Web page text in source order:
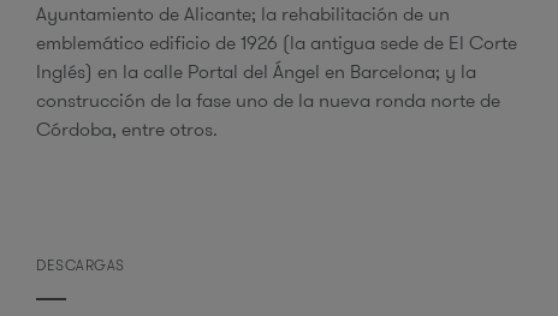
Ayuntamiento de Alicante; la rehabilitación de un
emblemático edificio de 1926 (la antigua sede de El Corte
Inglés) en la calle Portal del Ángel en Barcelona; y la
construcción de la fase uno de la nueva ronda norte de
Córdoba, entre otros.
DESCARGAS